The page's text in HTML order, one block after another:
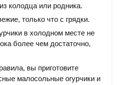
колодца или родника.
только что с грядки.
в холодном месте не
более чем достаточно,
вы приготовите
малосольные огурчики и